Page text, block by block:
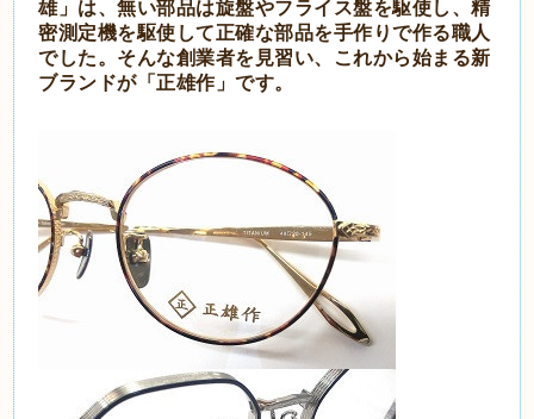
雄」は、無い部品は旋盤やフライス盤を駆使し、精
密測定機を駆使して正確な部品を手作りで作る職人
でした。そんな創業者を見習い、これから始まる新
ブランドが「正雄作」です。